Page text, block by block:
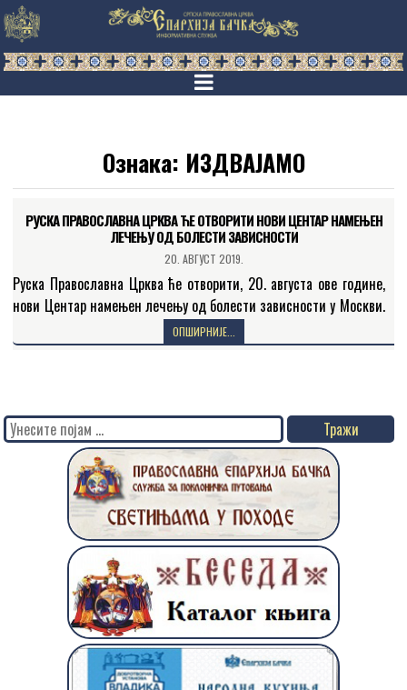
Ознака: ИЗДВАЈАМО
РУСКА ПРАВОСЛАВНА ЦРКВА ЋЕ ОТВОРИТИ НОВИ ЦЕНТАР НАМЕЊЕН
ЛЕЧЕЊУ ОД БОЛЕСТИ ЗАВИСНОСТИ
20. АВГУСТ 2019.
Руска Православна Црква ће отворити, 20. августа ове године,
нови Центар намењен лечењу од болести зависности у Москви.
Саграђен при храму Свете Тројице у округу…
ОПШИРНИЈЕ...
Search
for: